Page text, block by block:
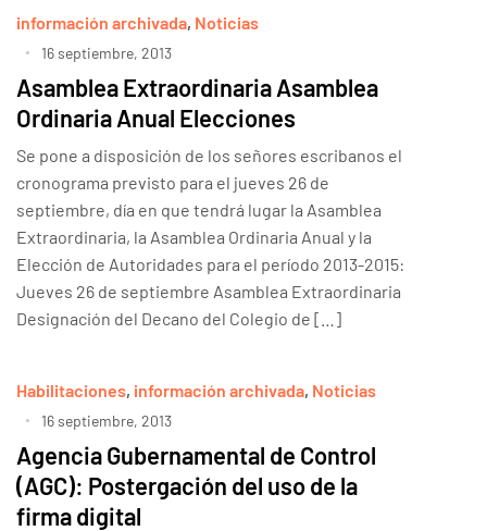
información archivada, Noticias
16 septiembre, 2013
Asamblea Extraordinaria Asamblea
Ordinaria Anual Elecciones
Se pone a disposición de los señores escribanos el
cronograma previsto para el jueves 26 de
septiembre, día en que tendrá lugar la Asamblea
Extraordinaria, la Asamblea Ordinaria Anual y la
Elección de Autoridades para el período 2013-2015:
Jueves 26 de septiembre Asamblea Extraordinaria
Designación del Decano del Colegio de […]
Habilitaciones, información archivada, Noticias
16 septiembre, 2013
Agencia Gubernamental de Control
(AGC): Postergación del uso de la
firma digital